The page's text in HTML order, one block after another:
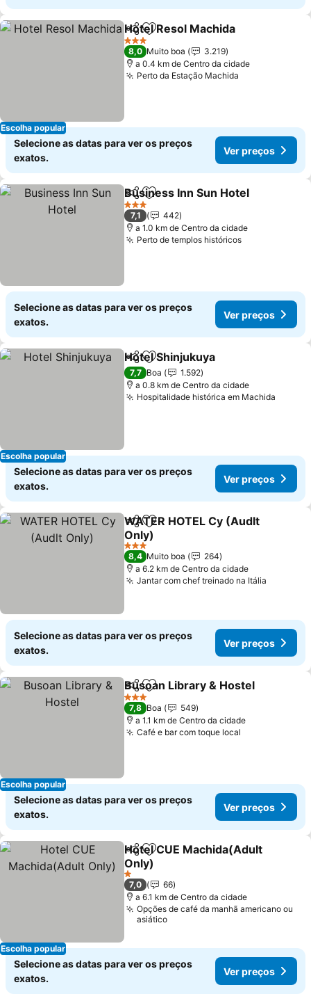
Escolha popular
PartilharAdicionar aos favoritos
Hotel Resol Machida
3 Estrelas
8,0 Muito boa
3.219
a 0.4 km de Centro da cidade
Perto da Estação Machida
Selecione as datas para ver os preços
exatos.
Ver preços
PartilharAdicionar aos favoritos
Business Inn Sun Hotel
3 Estrelas
7,1
442
a 1.0 km de Centro da cidade
Perto de templos históricos
Selecione as datas para ver os preços
exatos.
Ver preços
Escolha popular
PartilharAdicionar aos favoritos
Hotel Shinjukuya
7,7 Boa
1.592
a 0.8 km de Centro da cidade
Hospitalidade histórica em Machida
Selecione as datas para ver os preços
exatos.
Ver preços
PartilharAdicionar aos favoritos
WATER HOTEL Cy (Audlt
Only)
3 Estrelas
8,4 Muito boa
264
a 6.2 km de Centro da cidade
Jantar com chef treinado na Itália
Selecione as datas para ver os preços
exatos.
Ver preços
Escolha popular
PartilharAdicionar aos favoritos
Busoan Library & Hostel
3 Estrelas
7,8 Boa
549
a 1.1 km de Centro da cidade
Café e bar com toque local
Selecione as datas para ver os preços
exatos.
Ver preços
Escolha popular
PartilharAdicionar aos favoritos
Hotel CUE Machida(Adult
Only)
1 Estrelas
7,0
66
a 6.1 km de Centro da cidade
Opções de café da manhã americano ou
asiático
Selecione as datas para ver os preços
exatos.
Ver preços